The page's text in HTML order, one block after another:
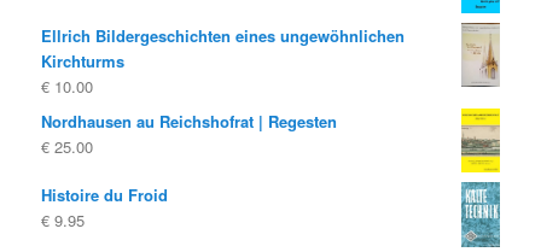
Ellrich Bildergeschichten eines ungewöhnlichen
Kirchturms
€ 10.00
Nordhausen au Reichshofrat | Regesten
€ 25.00
Histoire du Froid
€ 9.95